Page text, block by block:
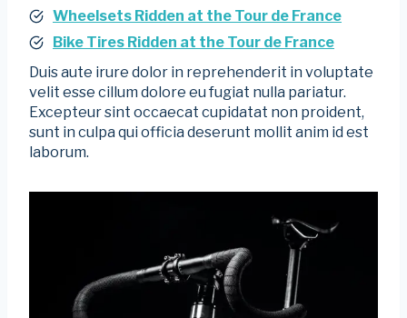
Wheelsets Ridden at the Tour de France
Bike Tires Ridden at the Tour de France
Duis aute irure dolor in reprehenderit in voluptate
velit esse cillum dolore eu fugiat nulla pariatur.
Excepteur sint occaecat cupidatat non proident,
sunt in culpa qui officia deserunt mollit anim id est
laborum.